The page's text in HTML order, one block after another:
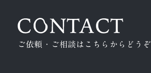
ご依頼・ご相談はこちらからどうぞ